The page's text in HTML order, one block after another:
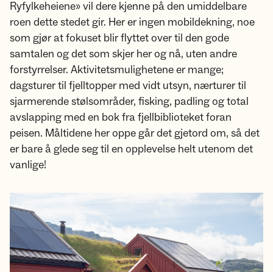
Ryfylkeheiene» vil dere kjenne på den umiddelbare
roen dette stedet gir. Her er ingen mobildekning, noe
som gjør at fokuset blir flyttet over til den gode
samtalen og det som skjer her og nå, uten andre
forstyrrelser. Aktivitetsmulighetene er mange;
dagsturer til fjelltopper med vidt utsyn, nærturer til
sjarmerende stølsområder, fisking, padling og total
avslapping med en bok fra fjellbiblioteket foran
peisen. Måltidene her oppe går det gjetord om, så det
er bare å glede seg til en opplevelse helt utenom det
vanlige!